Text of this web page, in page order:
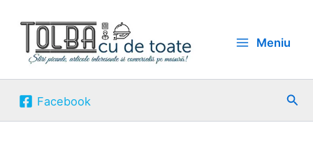
content
Meniu
Facebook